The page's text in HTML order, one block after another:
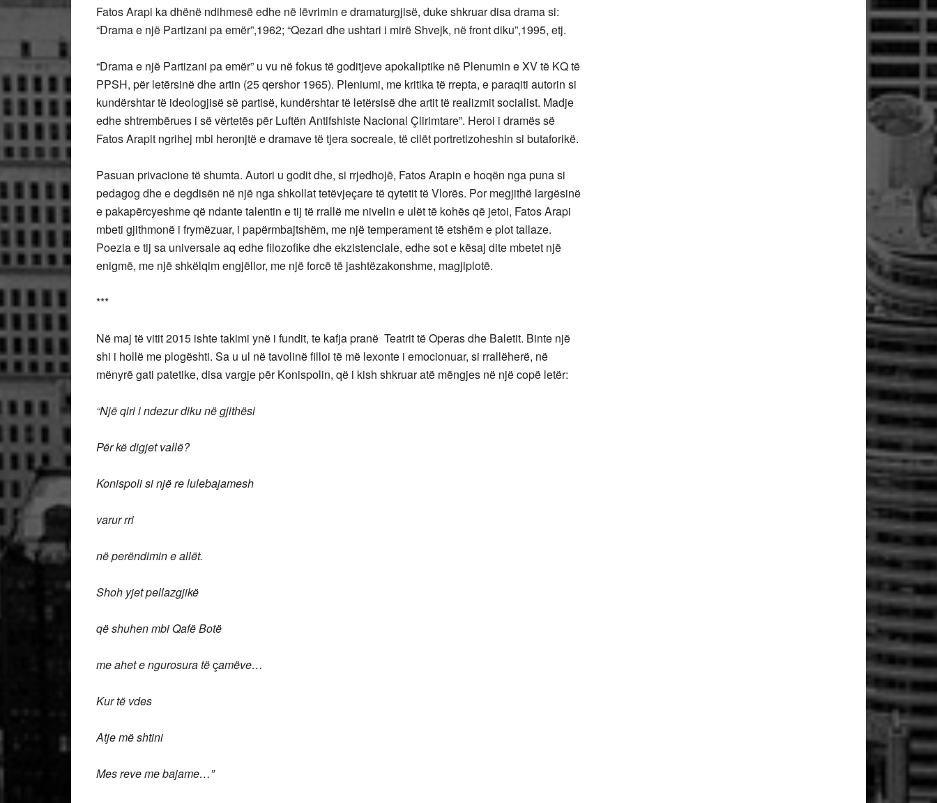
Fatos Arapi ka dhënë ndihmesë edhe në lëvrimin e dramaturgjisë, duke shkruar disa drama si:
“Drama e një Partizani pa emër”,1962; “Qezari dhe ushtari i mirë Shvejk, në front diku”,1995, etj.
“Drama e një Partizani pa emër” u vu në fokus të goditjeve apokaliptike në Plenumin e XV të KQ të
PPSH, për letërsinë dhe artin (25 qershor 1965). Pleniumi, me kritika të rrepta, e paraqiti autorin si
kundërshtar të ideologjisë së partisë, kundërshtar të letërsisë dhe artit të realizmit socialist. Madje
edhe shtrembërues i së vërtetës për Luftën Antifshiste Nacional Çlirimtare”. Heroi i dramës së
Fatos Arapit ngrihej mbi heronjtë e dramave të tjera socreale, të cilët portretizoheshin si butaforikë.
Pasuan privacione të shumta. Autori u godit dhe, si rrjedhojë, Fatos Arapin e hoqën nga puna si
pedagog dhe e degdisën në një nga shkollat tetëvjeçare të qytetit të Vlorës. Por megjithë largësinë
e pakapërcyeshme që ndante talentin e tij të rrallë me nivelin e ulët të kohës që jetoi, Fatos Arapi
mbeti gjithmonë i frymëzuar, i papërmbajtshëm, me një temperament të etshëm e plot tallaze.
Poezia e tij sa universale aq edhe filozofike dhe ekzistenciale, edhe sot e kësaj dite mbetet një
enigmë, me një shkëlqim engjëllor, me një forcë të jashtëzakonshme, magjiplotë.
***
Në maj të vitit 2015 ishte takimi ynë i fundit, te kafja pranë Teatrit të Operas dhe Baletit. Binte një
shi i hollë me plogështi. Sa u ul në tavolinë filloi të më lexonte i emocionuar, si rrallëherë, në
mënyrë gati patetike, disa vargje për Konispolin, që i kish shkruar atë mëngjes në një copë letër:
“Një qiri i ndezur diku në gjithësi
Për kë digjet vallë?
Konispoli si një re lulebajamesh
varur rri
në perëndimin e allët.
Shoh yjet pellazgjikë
që shuhen mbi Qafë Botë
me ahet e ngurosura tëçamëve…
Kur të vdes
Atje më shtini
Mes reve me bajame…”